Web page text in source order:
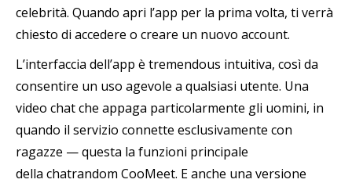
celebrità. Quando apri l’app per la prima volta, ti verrà
chiesto di accedere o creare un nuovo account.
L’interfaccia dell’app è tremendous intuitiva, così da
consentire un uso agevole a qualsiasi utente. Una
video chat che appaga particolarmente gli uomini, in
quando il servizio connette esclusivamente con
ragazze — questa la funzioni principale
della chatrandom CooMeet. E anche una versione